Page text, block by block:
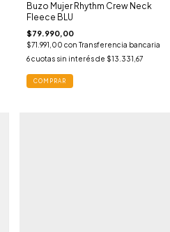
Buzo Mujer Rhythm Crew Neck
Fleece BLU
$79.990,00
$71.991,00 con Transferencia bancaria
6 cuotas sin interés de $13.331,67
COMPRAR